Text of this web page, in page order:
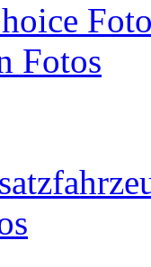
Fotos